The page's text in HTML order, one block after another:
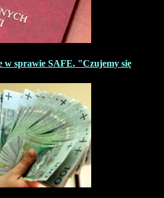
w sprawie SAFE. "Czujemy się